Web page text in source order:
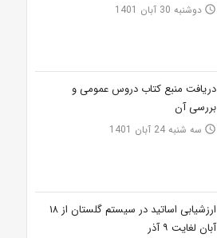
access_time دوشنبه 30 آبان 1401
دریافت منبع کتاب دروس عمومی و
بررسی آن
access_time سه شنبه 24 آبان 1401
ارزشیابی اساتید در سیستم گلستان از ۱۸
آبان لغایت ۹ آذر